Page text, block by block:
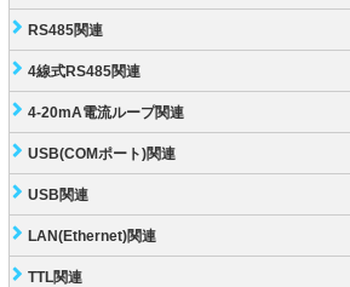
RS485関連
4線式RS485関連
4-20mA電流ループ関連
USB(COMポート)関連
USB関連
LAN(Ethernet)関連
TTL関連